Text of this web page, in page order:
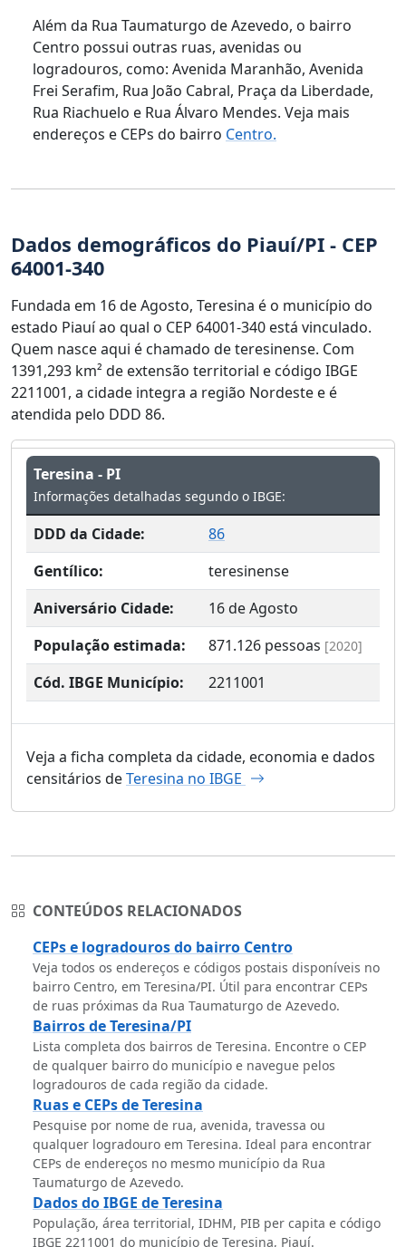
Além da Rua Taumaturgo de Azevedo, o bairro
Centro possui outras ruas, avenidas ou
logradouros, como: Avenida Maranhão, Avenida
Frei Serafim, Rua João Cabral, Praça da Liberdade,
Rua Riachuelo e Rua Álvaro Mendes. Veja mais
endereços e CEPs do bairro Centro.
Dados demográficos do Piauí/PI - CEP
64001-340
Fundada em 16 de Agosto, Teresina é o município do
estado Piauí ao qual o CEP 64001-340 está vinculado.
Quem nasce aqui é chamado de teresinense. Com
1391,293 km² de extensão territorial e código IBGE
2211001, a cidade integra a região Nordeste e é
atendida pelo DDD 86.
Teresina - PI
Informações detalhadas segundo o IBGE:
DDD da Cidade:
86
Gentílico:
teresinense
Aniversário Cidade:
16 de Agosto
População estimada:
871.126 pessoas [2020]
Cód. IBGE Município: 2211001
Veja a ficha completa da cidade, economia e dados
censitários deTeresina no IBGE
CONTEÚDOS RELACIONADOS
CEPs e logradouros do bairro Centro
Veja todos os endereços e códigos postais disponíveis no
bairro Centro, em Teresina/PI. Útil para encontrar CEPs
de ruas próximas da Rua Taumaturgo de Azevedo.
Bairros de Teresina/PI
Lista completa dos bairros de Teresina. Encontre o CEP
de qualquer bairro do município e navegue pelos
logradouros de cada região da cidade.
Ruas e CEPs de Teresina
Pesquise por nome de rua, avenida, travessa ou
qualquer logradouro em Teresina. Ideal para encontrar
CEPs de endereços no mesmo município da Rua
Taumaturgo de Azevedo.
Dados do IBGE de Teresina
População, área territorial, IDHM, PIB per capita e código
IBGE 2211001 do município de Teresina, Piauí.